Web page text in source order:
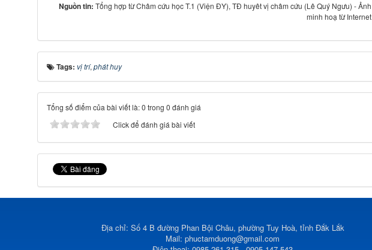
Nguồn tin:Tổng hợp từ Châm cứu học T.1 (Viện ĐY), TĐ huyêt vị châm cứu (Lê Quý Ngưu) - Ảnh
minh hoạ từ Internet
Tags: vị trí, phát huy
Tổng số điểm của bài viết là: 0 trong 0 đánh giá
Click để đánh giá bài viết
Địa chỉ: Số 4 B đường Phan Bội Châu, phường Tuy Hoà, tỉnh Đắk Lắk
Mail: phuctamduong@gmail.com